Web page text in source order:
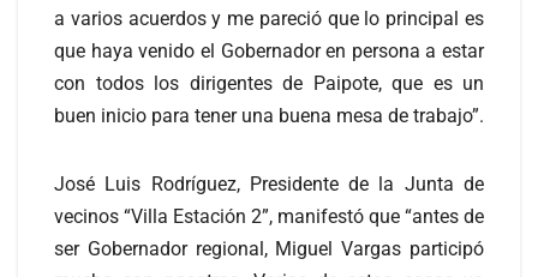
a varios acuerdos y me pareció que lo principal es
que haya venido el Gobernador en persona a estar
con todos los dirigentes de Paipote, que es un
buen inicio para tener una buena mesa de trabajo”.
José Luis Rodríguez, Presidente de la Junta de
vecinos “Villa Estación 2”, manifestó que “antes de
ser Gobernador regional, Miguel Vargas participó